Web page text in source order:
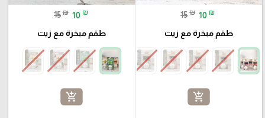
15 ₪ 10 ₪
طقم مبخرة مع زيت
add_shopping_cart
15 ₪ 10 ₪
طقم مبخرة مع زيت
add_shopping_cart